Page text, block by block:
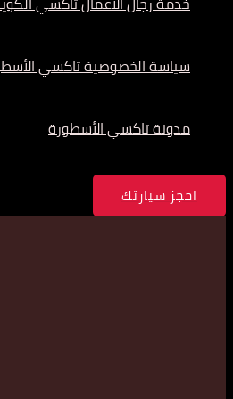
سياسة الخصوصية تاكسي
مدونة تاكسي الأسطورة
احجز سيارتك